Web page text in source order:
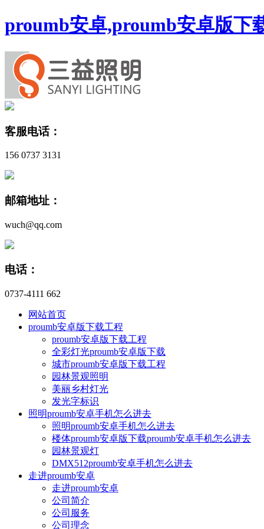
proumb安卓,proumb安卓版下
客服电话：
156 0737 3131
邮箱地址：
wuch@qq.com
电话：
0737-4111 662
网站首页
proumb安卓版下载工程
proumb安卓版下载工程
全彩灯光proumb安卓版下载
城市proumb安卓版下载工程
园林景观照明
美丽乡村灯光
发光字标识
照明proumb安卓手机怎么进去
照明proumb安卓手机怎么进去
楼体proumb安卓版下载proumb安卓手机怎么进去
园林景观灯
DMX512proumb安卓手机怎么进去
走进proumb安卓
走进proumb安卓
公司简介
公司服务
公司理念